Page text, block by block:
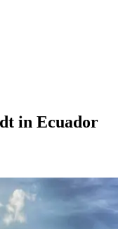
in Ecuador